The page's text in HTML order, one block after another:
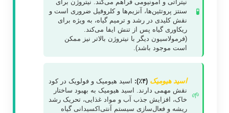
🧪
نیتراتی و آمونیومی فراهم می‌کند. نیتروژن برای
سنتز پروتئین‌ها، آنزیم‌ها و کلروفیل ضروری است و
نقش کلیدی در رشد و ترمیم گیاه، به ویژه برای
ریکاوری گیاه پس از تنش ایفا می‌کند.
(فرمولاسیون دیگر با نیتروژن بالاتر نیز ممکن
است موجود باشد).
🌱
اسید هیومیک (۴٪):
اسید هیومیک و فولویک در کود
نقش مهمی دارند. اسید هیومیک به بهبود ساختار
خاک، افزایش جذب آب و مواد غذایی، تحریک رشد
ریشه و فعال‌سازی سیستم آنتی‌اکسیدانی گیاه